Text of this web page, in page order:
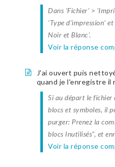
Dans 'Fichier' >
'Type d'impression'
Noir et Blanc'.
Voir la réponse
J'ai ouvert puis
quand je l'enregistre il
Si au départ le
blocs et symboles, il
purger: Prenez la
blocs Inutilisés", et
Voir la réponse